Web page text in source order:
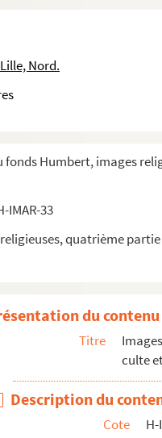
Nord.
fonds Humbert, images
IMAR-33
quatrième partie
du contenu
Titre
culte
Description du
Cote
H-